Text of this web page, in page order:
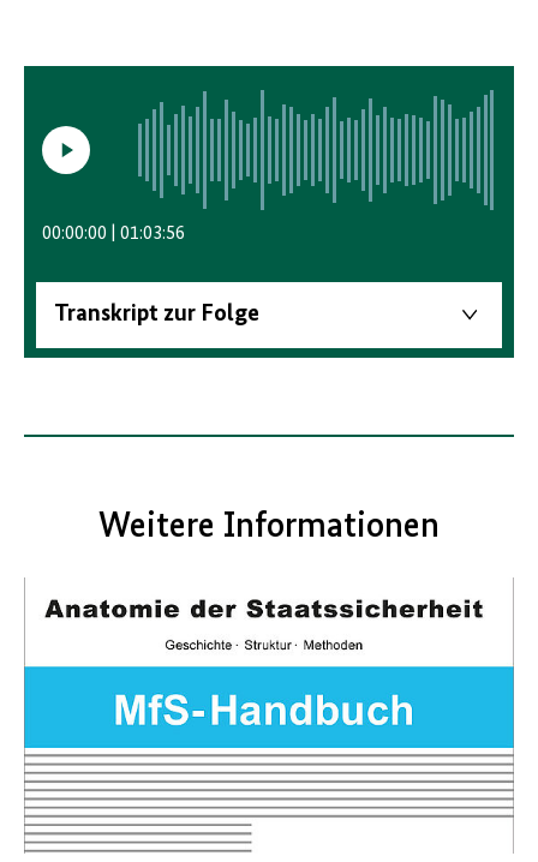
Video
abspielen/anhalten
00:00:00 01:03:56
Transkript zur Folge
Weitere Informationen